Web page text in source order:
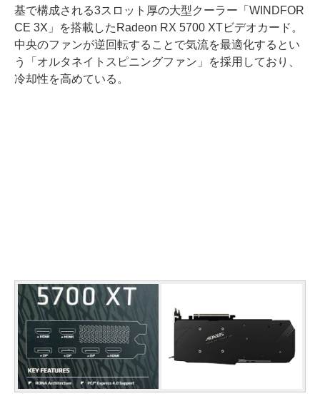
基で構成される3スロット厚の大型クーラー「WINDFOR
CE 3X」を搭載したRadeon RX 5700 XTビデオカード。
中央のファンが逆回転することで気流を最適化するとい
う「オルタネイトスピニングファン」を採用しており、
冷却性を高めている。